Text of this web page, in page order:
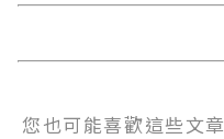
您也可能喜歡這些文章